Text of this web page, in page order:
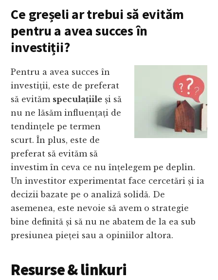
Ce greșeli ar trebui să evităm
pentru a avea succes în
investiții?
Pentru a avea succes în
investiții, este de preferat
să evităm speculațiile și să
nu ne lăsăm influențați de
tendințele pe termen
scurt. În plus, este de
preferat să evităm să
investim în ceva ce nu înțelegem pe deplin.
Un investitor experimentat face cercetări și ia
decizii bazate pe o analiză solidă. De
asemenea, este nevoie să avem o strategie
bine definită și să nu ne abatem de la ea sub
presiunea pieței sau a opiniilor altora.
Resurse & linkuri